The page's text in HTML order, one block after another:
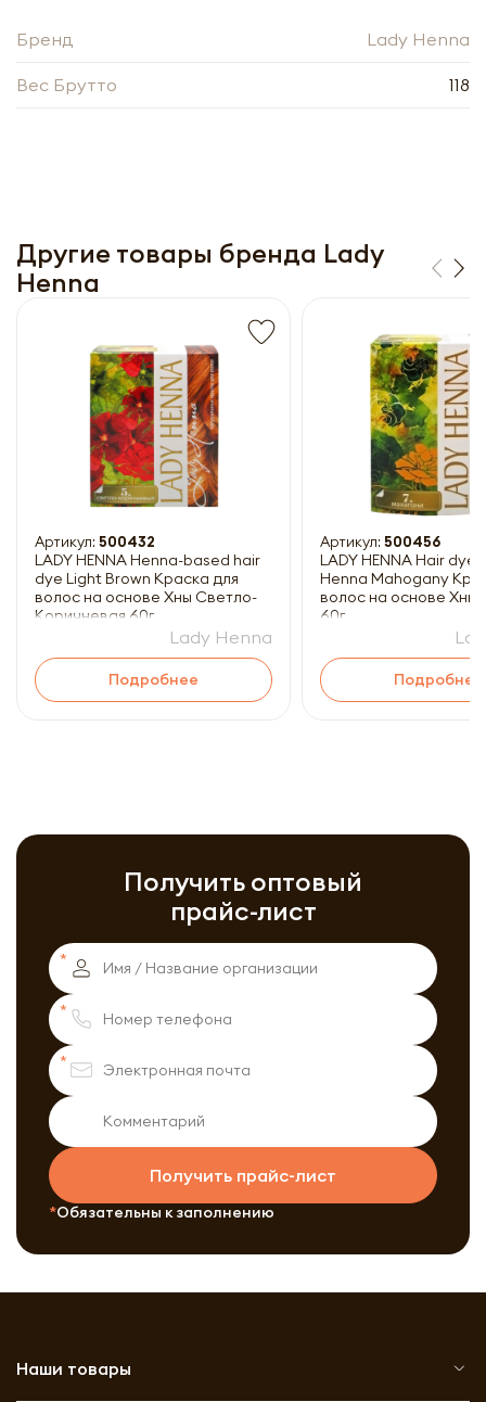
Бренд Lady Henna
Вес Брутто 118
Другие товары бренда Lady
Henna
Артикул: 500432
LADY HENNA Henna-based hair
dye Light Brown Краска для
волос на основе Хны Светло-
Коричневая 60г
Lady Henna
Подробнее
Артикул: 500456
LADY HENNA Hair dye
Henna Mahogany
волос на основе Хны
60г
Подробнее
Получить оптовый
прайс-лист
Получить прайс-лист
Обязательны к заполнению
Получить прайс-лист
Наши товары